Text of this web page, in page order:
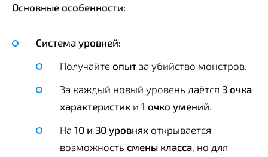
Основные особенности:
Система уровней:
Получайте опыт за убийство монстров.
За каждый новый уровень даётся 3 очка
характеристик и 1 очко умений
На 10 и 30 уровнях открывается
возможность смены класса , но для